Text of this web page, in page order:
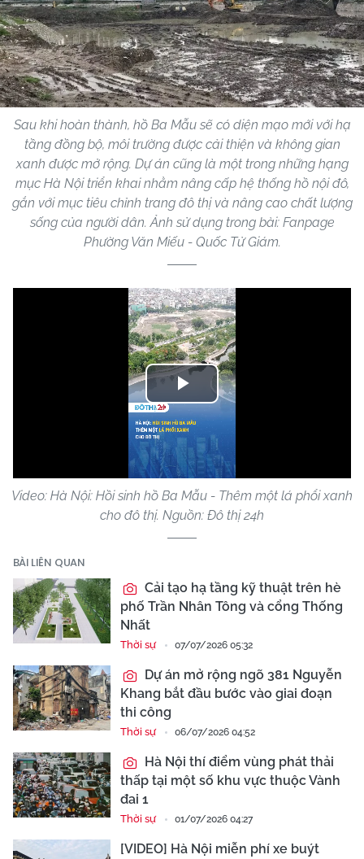
Sau khi hoàn thành, hồ Ba Mẫu sẽ có diện mạo mới với hạ
tầng đồng bộ, môi trường được cải thiện và không gian
xanh được mở rộng. Dự án cũng là một trong những hạng
mục Hà Nội triển khai nhằm nâng cấp hệ thống hồ nội đô,
gắn với mục tiêu chỉnh trang đô thị và nâng cao chất lượng
sống của người dân. Ảnh sử dụng trong bài: Fanpage
Phường Văn Miếu - Quốc Tử Giám.
Play
Video
Video: Hà Nội: Hồi sinh hồ Ba Mẫu - Thêm một lá phổi xanh
cho đô thị. Nguồn: Đô thị 24h
BÀI LIÊN QUAN
Cải tạo hạ tầng kỹ thuật trên hè
phố Trần Nhân Tông và cổng Thống
Nhất
Thời sự 07/07/2026 05:32
Dự án mở rộng ngõ 381 Nguyễn
Khang bắt đầu bước vào giai đoạn
thi công
Thời sự 06/07/2026 04:52
Hà Nội thí điểm vùng phát thải
thấp tại một số khu vực thuộc Vành
đai 1
Thời sự 01/07/2026 04:27
[VIDEO] Hà Nội miễn phí xe buýt